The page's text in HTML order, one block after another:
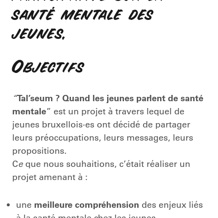
santé mentale des
jeunes.
Objectifs
“Tal’seum ? Quand les jeunes parlent de santé
mentale” est un projet à travers lequel de
jeunes bruxellois·es ont décidé de partager
leurs préoccupations, leurs messages, leurs
propositions.
Ceque nous souhaitions, c’était réaliser un
projet amenant à :
une meilleure compréhension des enjeux liés